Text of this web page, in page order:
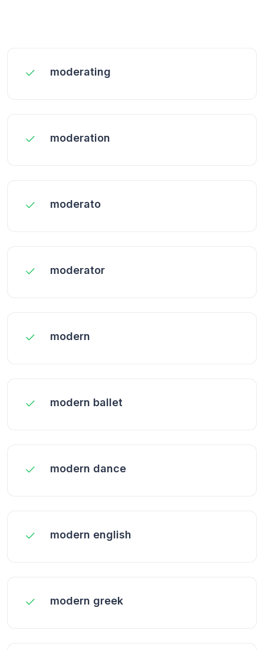
moderating
moderation
moderato
moderator
modern
modern ballet
modern dance
modern english
modern greek